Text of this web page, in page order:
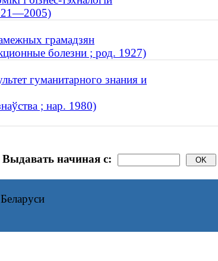
грамадзян
болезни ; род. 1927)
гуманитарного знания и
; нар. 1980)
Выдавать начиная с: